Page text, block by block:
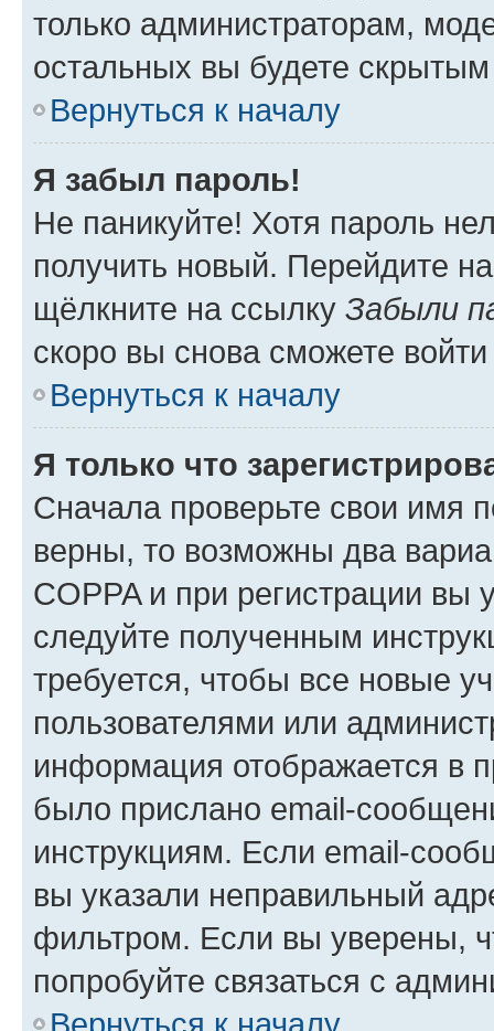
только администраторам,
остальных вы будете
Вернуться к началу
Я забыл пароль!
Не паникуйте! Хотя пароль
получить новый. Перейдите
щёлкните на ссылку Забыли
скоро вы снова сможете
Вернуться к началу
Я только что
Сначала проверьте свои имя
верны, то возможны два
COPPA и при регистрации вы
следуйте полученным
требуется, чтобы все новые
пользователями или
информация отображается в
было прислано email-
инструкциям. Если email-
вы указали неправильный
фильтром. Если вы уверены,
попробуйте связаться с
Вернуться к началу